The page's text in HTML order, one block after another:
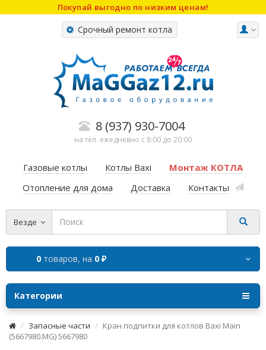
Покупай выгодно по низким ценам!
Срочный ремонт котла
8 (937) 930-7004
на тел. ежедневно с 8:00 до 20:00
Газовые котлы Котлы Baxi
Монтаж КОТЛА
Отопление для дома
Доставка Контакты
Везде
0 товаров, на 0 ₽
Категории
Запасные части
Кран подпитки для котлов Baxi Main
(5667980.MG) 5667980